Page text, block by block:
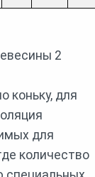
2
коньку, для
для
количество